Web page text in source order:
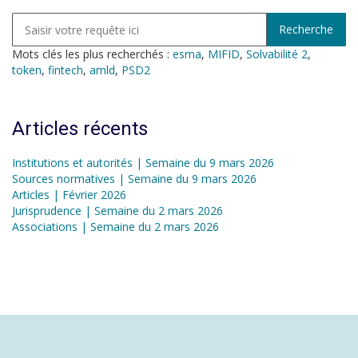
Mots clés les plus recherchés : esma, MIFID, Solvabilité 2,
token, fintech, amld, PSD2
Articles récents
Institutions et autorités | Semaine du 9 mars 2026
Sources normatives | Semaine du 9 mars 2026
Articles | Février 2026
Jurisprudence | Semaine du 2 mars 2026
Associations | Semaine du 2 mars 2026